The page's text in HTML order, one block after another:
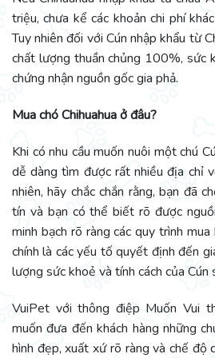
triệu, chưa kể các khoản chi phí
Tuy nhiên đối với Cún nhập khẩu từ
chất lượng thuần chủng 100%, sức
chứng nhận nguồn gốc gia phả.
Mua chó Chihuahua ở đâu?
Khi có nhu cầu muốn nuôi một chú
dễ dàng tìm được rất nhiều địa chỉ
nhiên, hãy chắc chắn rằng, bạn đã
tín và bạn có thể biết rõ được
minh bạch rõ ràng các quy trình
chính là các yếu tố quyết định đến
lượng sức khoẻ và tính cách của Cún
VuiPet với thông điệp Muốn Vui
muốn đưa đến khách hàng những
hình đẹp, xuất xứ rõ ràng và chế độ